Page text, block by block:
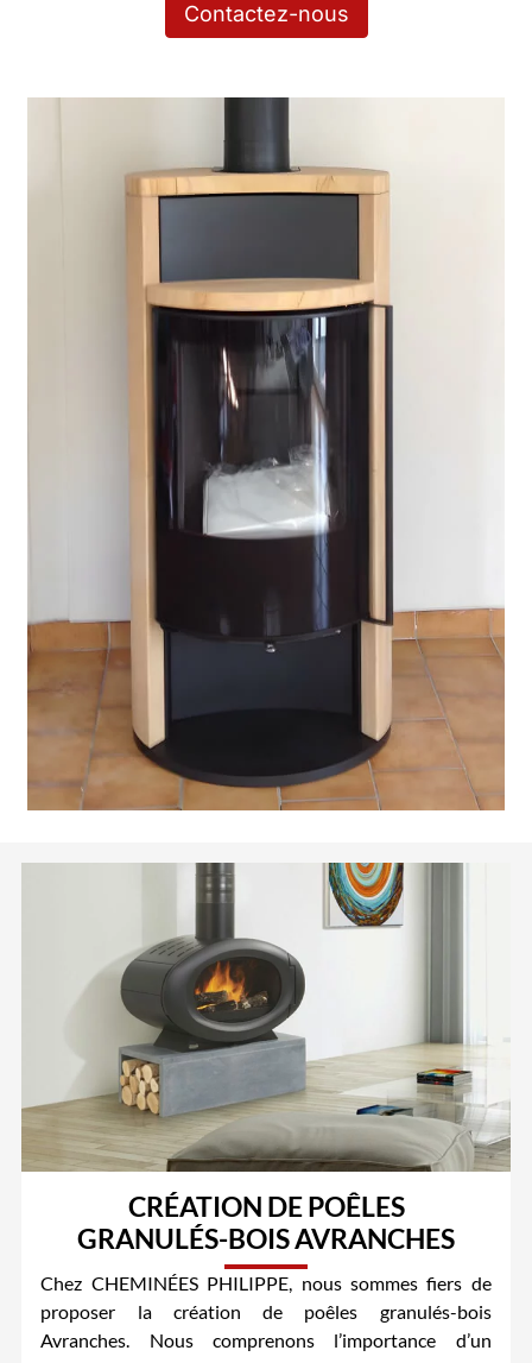
Contactez-nous
CRÉATION DE POÊLES
GRANULÉS-BOIS AVRANCHES
Chez CHEMINÉES PHILIPPE, nous sommes fiers de
proposer la création de poêles granulés-bois
Avranches. Nous comprenons l’importance d’un